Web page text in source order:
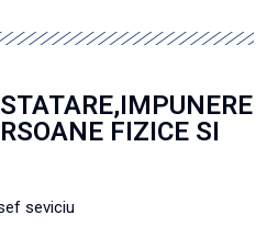
FIZICE SI
seviciu